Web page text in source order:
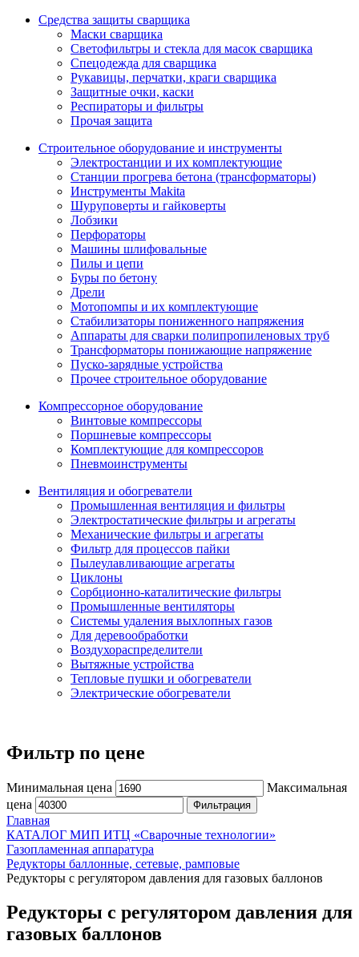
Средства защиты сварщика
Маски сварщика
Светофильтры и стекла для масок сварщика
Спецодежда для сварщика
Рукавицы, перчатки, краги сварщика
Защитные очки, каски
Респираторы и фильтры
Прочая защита
Строительное оборудование и инструменты
Электростанции и их комплектующие
Станции прогрева бетона (трансформаторы)
Инструменты Makita
Шуруповерты и гайковерты
Лобзики
Перфораторы
Машины шлифовальные
Пилы и цепи
Буры по бетону
Дрели
Мотопомпы и их комплектующие
Стабилизаторы пониженного напряжения
Аппараты для сварки полипропиленовых труб
Трансформаторы понижающие напряжение
Пуско-зарядные устройства
Прочее строительное оборудование
Компрессорное оборудование
Винтовые компрессоры
Поршневые компрессоры
Комплектующие для компрессоров
Пневмоинструменты
Вентиляция и обогреватели
Промышленная вентиляция и фильтры
Электростатические фильтры и агрегаты
Механические фильтры и агрегаты
Фильтр для процессов пайки
Пылеулавливающие агрегаты
Циклоны
Сорбционно-каталитические фильтры
Промышленные вентиляторы
Системы удаления выхлопных газов
Для деревообработки
Воздухораспределители
Вытяжные устройства
Тепловые пушки и обогреватели
Электрические обогреватели
Фильтр по цене
Минимальная цена
Максимальная
цена
Фильтрация
Главная
КАТАЛОГ МИП ИТЦ «Сварочные технологии»
Газопламенная аппаратура
Редукторы баллонные, сетевые, рамповые
Редукторы с регулятором давления для газовых баллонов
Редукторы с регулятором давления для
газовых баллонов